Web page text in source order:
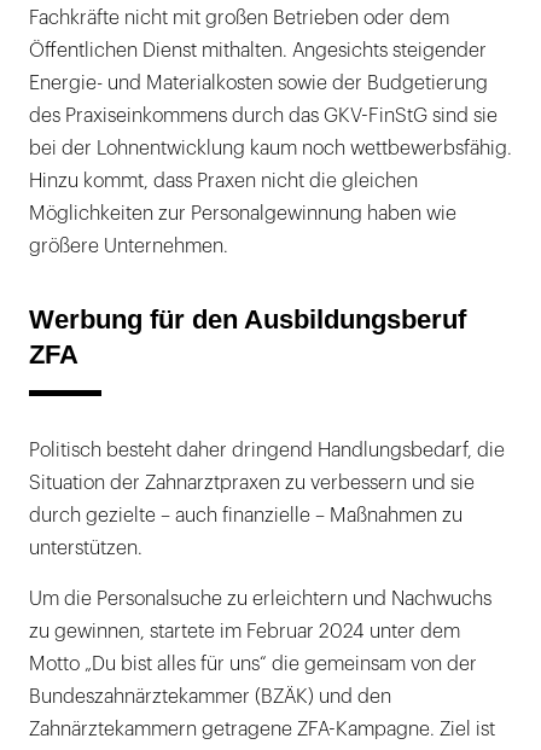
Fachkräfte nicht mit großen Betrieben oder dem
Öffentlichen Dienst mithalten. Angesichts steigender
Energie- und Materialkosten sowie der Budgetierung
des Praxiseinkommens durch das GKV-FinStG sind sie
bei der Lohnentwicklung kaum noch wettbewerbsfähig.
Hinzu kommt, dass Praxen nicht die gleichen
Möglichkeiten zur Personalgewinnung haben wie
größere Unternehmen.
Werbung für den Ausbildungsberuf
ZFA
Politisch besteht daher dringend Handlungsbedarf, die
Situation der Zahnarztpraxen zu verbessern und sie
durch gezielte – auch finanzielle – Maßnahmen zu
unterstützen.
Um die Personalsuche zu erleichtern und Nachwuchs
zu gewinnen, startete im Februar 2024 unter dem
Motto „Du bist alles für uns“ die gemeinsam von der
Bundeszahnärztekammer (BZÄK) und den
Zahnärztekammern getragene ZFA-Kampagne. Ziel ist